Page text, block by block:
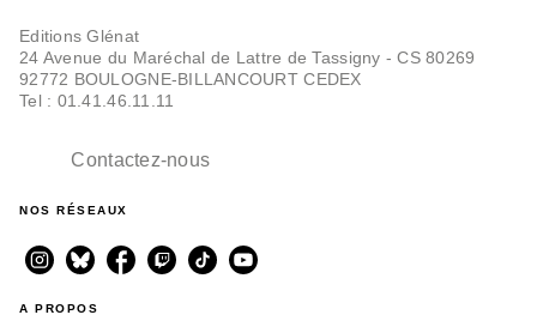
Editions Glénat
24 Avenue du Maréchal de Lattre de Tassigny - CS 80269
92772 BOULOGNE-BILLANCOURT CEDEX
Tel : 01.41.46.11.11
Contactez-nous
NOS RÉSEAUX
A PROPOS